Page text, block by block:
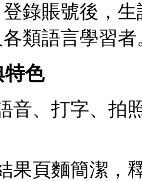
錄賬號後，
類語言學習者
特色
音、打字、拍
果頁麵簡潔，